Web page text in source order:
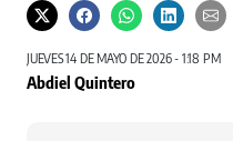
JUEVES 14 DE MAYO DE 2026 - 1:18 PM
Abdiel Quintero